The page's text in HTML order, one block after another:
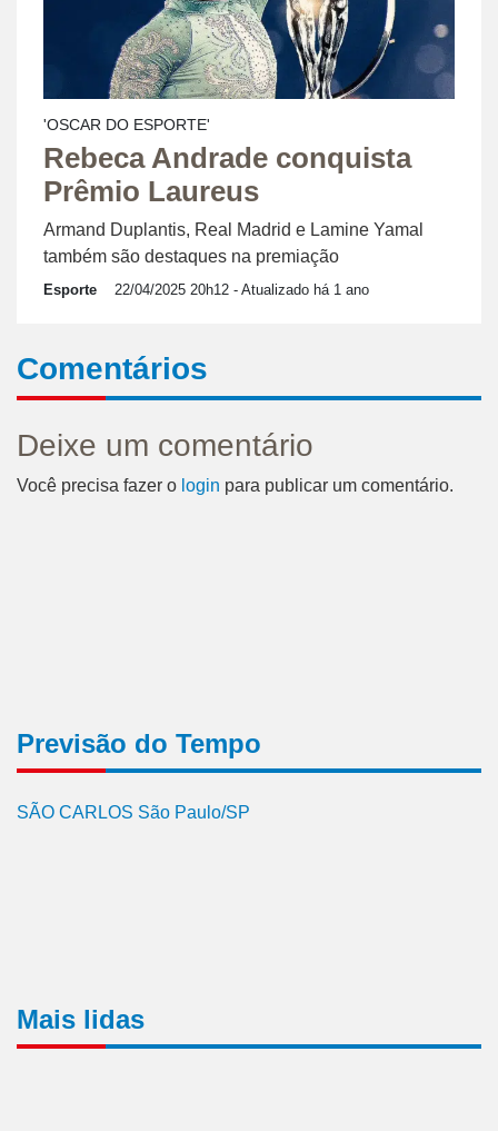
'OSCAR DO ESPORTE'
Rebeca Andrade conquista
Prêmio Laureus
Armand Duplantis, Real Madrid e Lamine Yamal
também são destaques na premiação
Esporte 22/04/2025 20h12 - Atualizado há 1 ano
Comentários
Deixe um comentário
Você precisa fazer o login para publicar um comentário.
Previsão do Tempo
SÃO CARLOS São Paulo/SP
Mais lidas